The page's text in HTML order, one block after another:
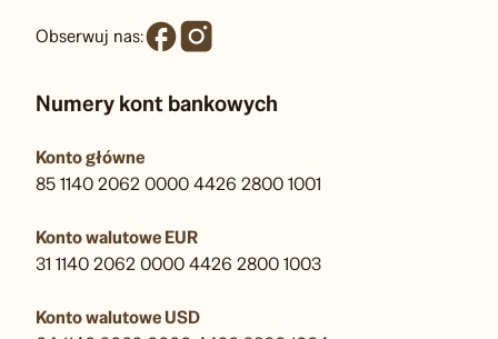
Obserwuj nas:
Numery kont bankowych
Konto główne
85 1140 2062 0000 4426 2800 1001
Konto walutowe EUR
31 1140 2062 0000 4426 2800 1003
Konto walutowe USD